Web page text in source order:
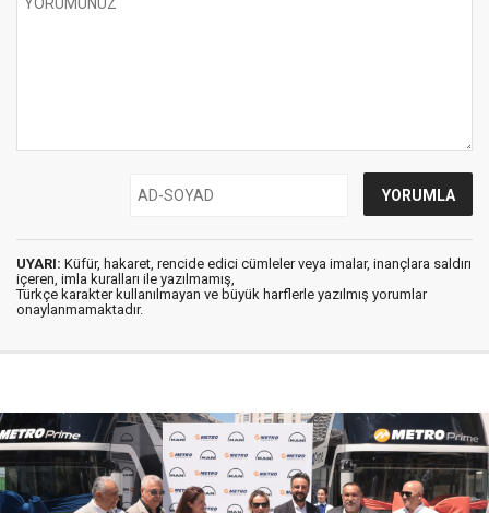
UYARI: Küfür, hakaret, rencide edici cümleler veya imalar, inançlara saldırı
içeren, imla kuralları ile yazılmamış,
Türkçe karakter kullanılmayan ve büyük harflerle yazılmış yorumlar
onaylanmamaktadır.